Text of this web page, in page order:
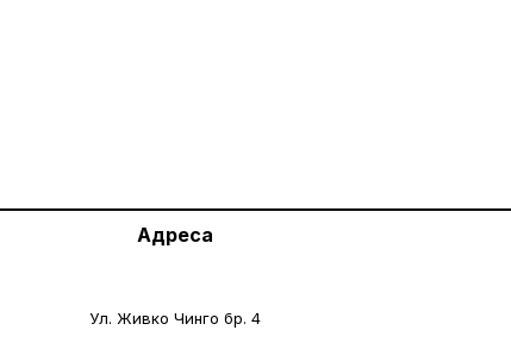
Адреса
Ул. Живко Чинго бр. 4